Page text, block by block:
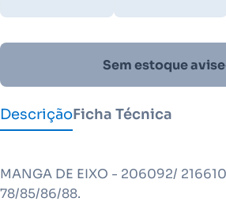
Sem estoque
DescriçãoFicha Técnica
MANGA DE EIXO - 206092/
78/85/86/88.